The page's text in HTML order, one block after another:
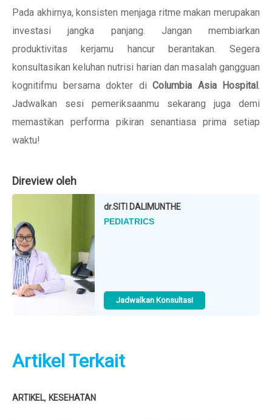
Pada akhirnya, konsisten menjaga ritme makan merupakan
investasi jangka panjang. Jangan membiarkan
produktivitas kerjamu hancur berantakan. Segera
konsultasikan keluhan nutrisi harian dan masalah gangguan
kognitifmu bersama dokter di Columbia Asia Hospital.
Jadwalkan sesi pemeriksaanmu sekarang juga demi
memastikan performa pikiran senantiasa prima setiap
waktu!
Direview oleh
dr.SITI DALIMUNTHE
PEDIATRICS
Jadwalkan Konsultasi
Artikel Terkait
ARTIKEL, KESEHATAN